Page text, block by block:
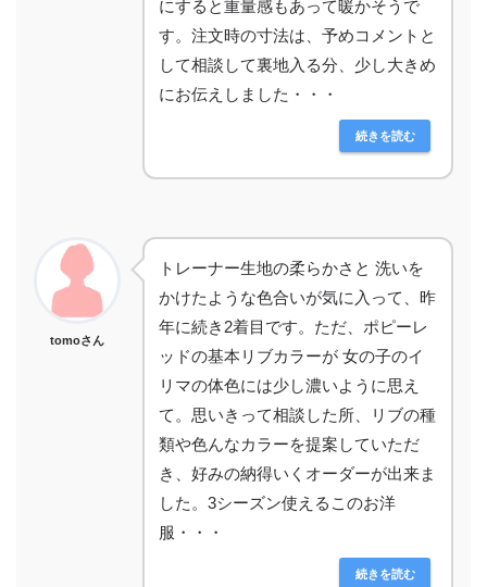
にすると重量感もあって暖かそうで
す。注文時の寸法は、予めコメントと
して相談して裏地入る分、少し大きめ
にお伝えしました・・・
続きを読む
tomoさん
トレーナー生地の柔らかさと 洗いを
かけたような色合いが気に入って、昨
年に続き2着目です。ただ、ポピーレ
ッドの基本リブカラーが 女の子のイ
リマの体色には少し濃いように思え
て。思いきって相談した所、リブの種
類や色んなカラーを提案していただ
き、好みの納得いくオーダーが出来ま
した。3シーズン使えるこのお洋
服・・・
続きを読む